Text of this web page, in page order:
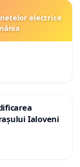
electrice
Ialoveni